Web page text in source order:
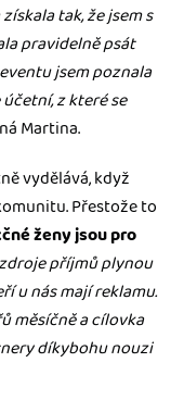
tak, že jsem s
pravidelně psát
jsem poznala
z které se
Martina.
vydělává, když
Přestože to
ženy jsou pro
příjmů plynou
u nás mají reklamu.
měsíčně a cílovka
díkybohu nouzi